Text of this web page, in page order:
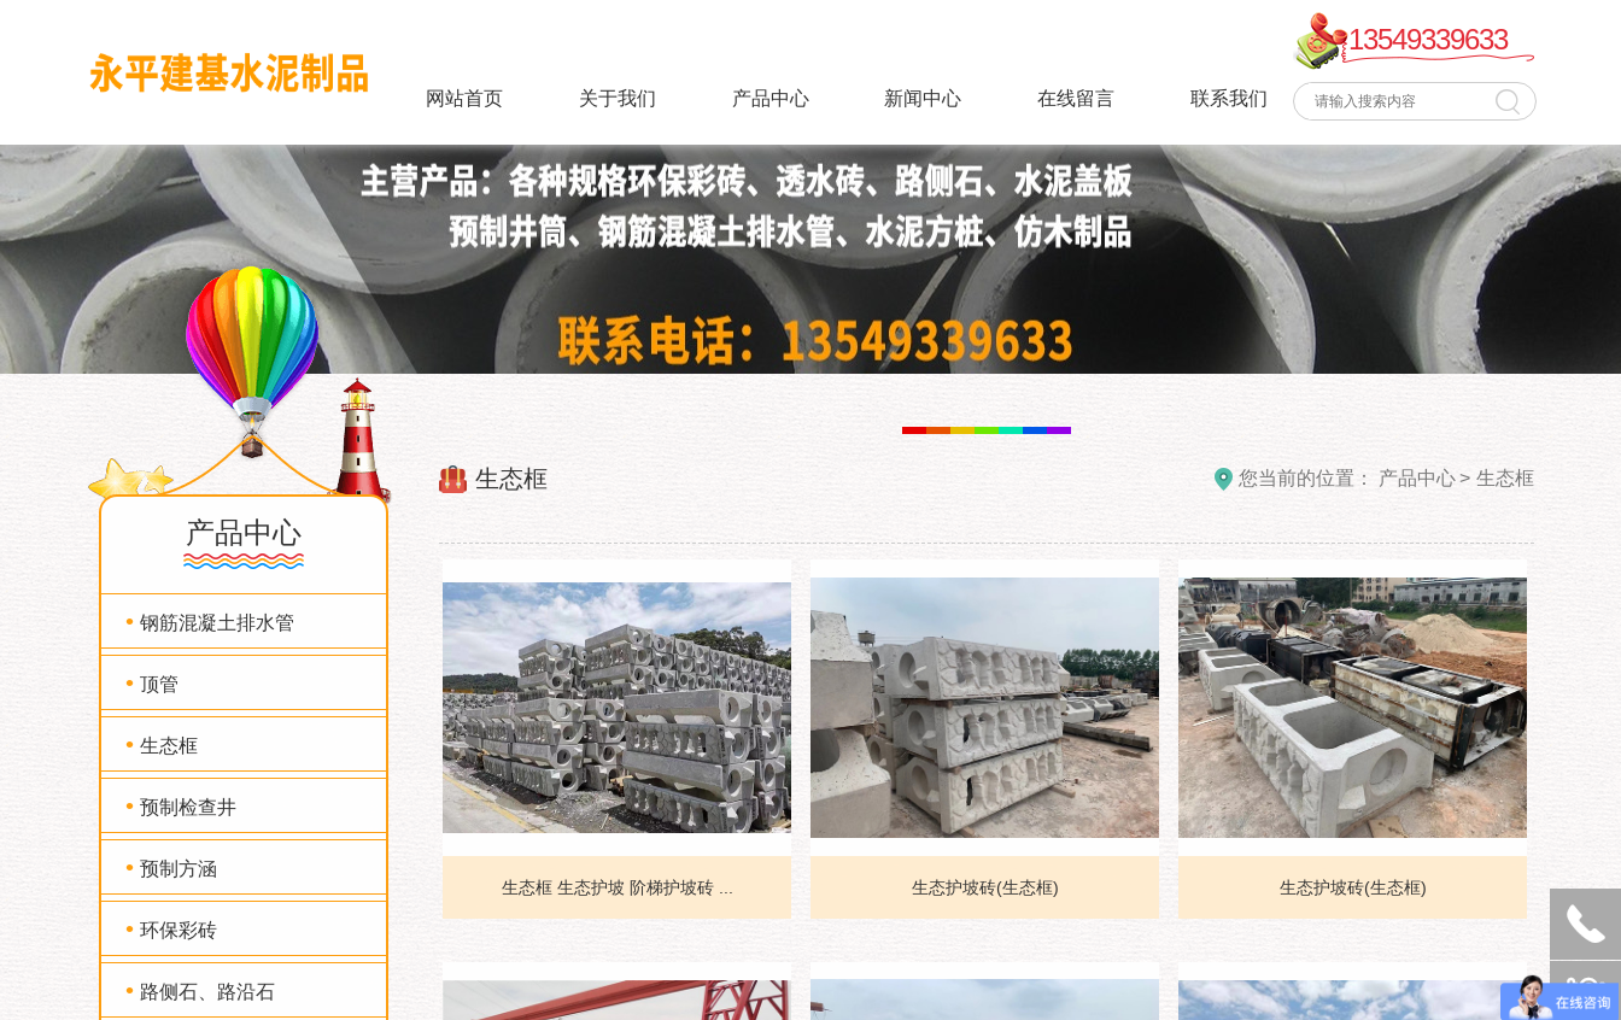


网站首页 关于我们 产品中心 新闻中心 在线留言 联系我们
13549339633
产品中心
• 钢筋混凝土排水管
• 顶管
• 生态框
• 预制检查井
• 预制方涵
• 环保彩砖
• 路侧石、路沿石
生态框 您当前的位置： 产品中心> 生态框
生态框 生态护坡 阶梯护坡砖 ... 生态护坡砖(生态框) 生态护坡砖(生态框)